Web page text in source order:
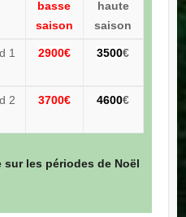
basse
saison
haute
saison
1
2900€ 3500€
2
3700€ 4600€
les périodes de Noël